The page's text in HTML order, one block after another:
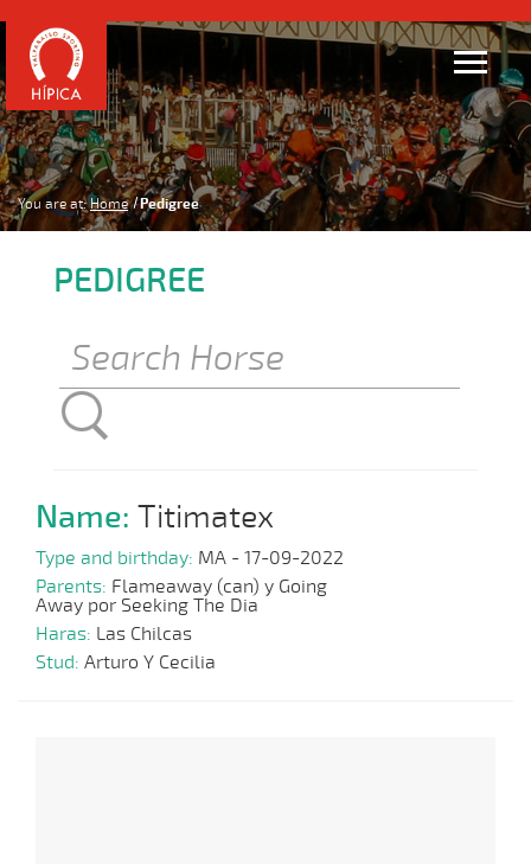
You are at: Home Pedigree
PEDIGREE
Name: Titimatex
Type and birthday: MA - 17-09-2022
Parents: Flameaway (can) y Going
Away por Seeking The Dia
Haras: Las Chilcas
Stud: Arturo Y Cecilia